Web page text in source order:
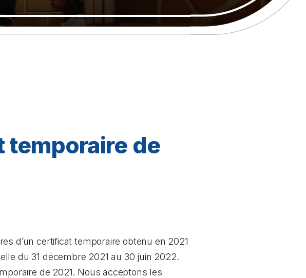
de
d’un certificat temporaire obtenu en 2021
du 31 décembre 2021 au 30 juin 2022.
de 2021. Nous acceptons les